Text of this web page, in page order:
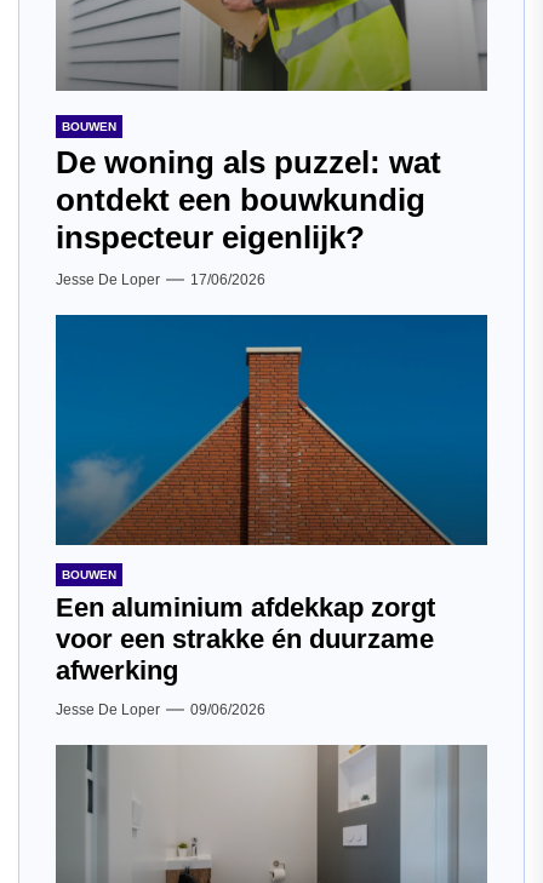
BOUWEN
De woning als puzzel: wat
ontdekt een bouwkundig
inspecteur eigenlijk?
Jesse De Loper 17/06/2026
BOUWEN
Een aluminium afdekkap zorgt
voor een strakke én duurzame
afwerking
Jesse De Loper 09/06/2026